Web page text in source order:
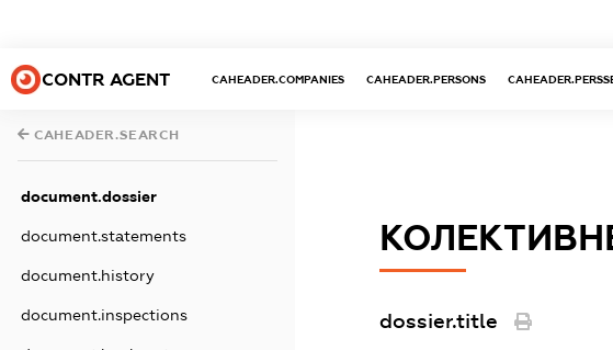
CONTR AGENT CAHEADER.COMPANIES CAHEADER.PERSONS
CAHEADER.SEARCH
document.dossier
document.statements
document.history
document.inspections dossier.title